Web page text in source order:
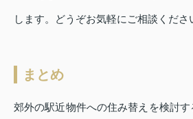
します。どうぞお気軽にご相談くださ
まとめ
郊外の駅近物件への住み替えを検討す